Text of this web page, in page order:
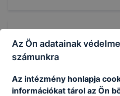
Nemzetszinháztörténeti
Június)
2026-ban tizenkettedik
vetélkedni a 10-edikes és 11-
Az Ön adatainak
számunkra
Az intézmény honlapja
információkat tárol az Ön